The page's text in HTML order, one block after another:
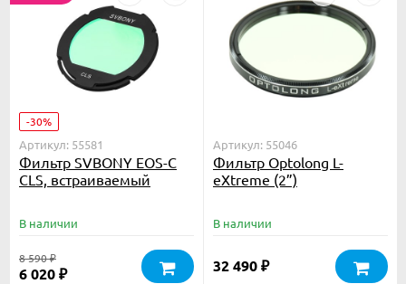
-30%
Артикул: 55581
Фильтр SVBONY EOS-C
CLS, встраиваемый
В наличии
8 590₽
6 020 ₽
Артикул: 55046
Фильтр Optolong L-
eXtreme (2”)
В наличии
32 490 ₽